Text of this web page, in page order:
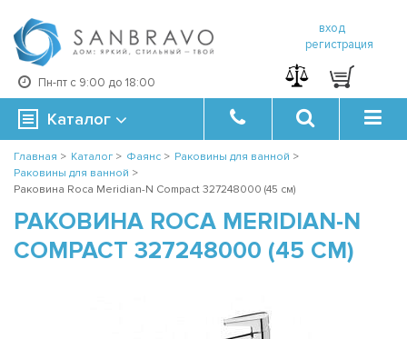
Пн-пт с 9:00 до 18:00
вход
регистрация
Каталог
Главная > Каталог > Фаянс > Раковины для ванной >
Раковины для ванной >
Раковина Roca Meridian-N Compact 327248000 (45 см)
РАКОВИНА ROCA MERIDIAN-N
COMPACT 327248000 (45 СМ)